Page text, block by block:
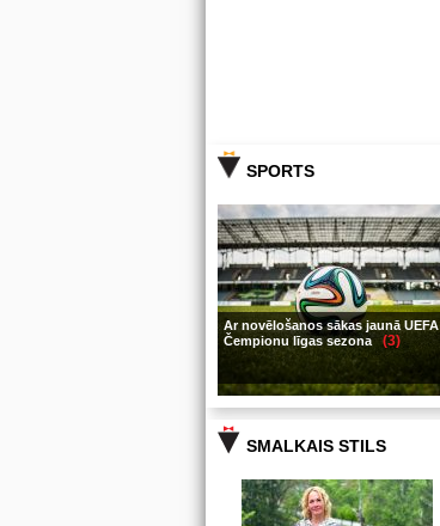
SPORTS
Ar novēlošanos sākas jaunā UEFA
Čempionu līgas sezona
(3)
SMALKAIS STILS